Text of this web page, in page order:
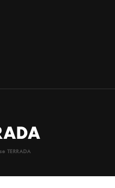
TERRADA